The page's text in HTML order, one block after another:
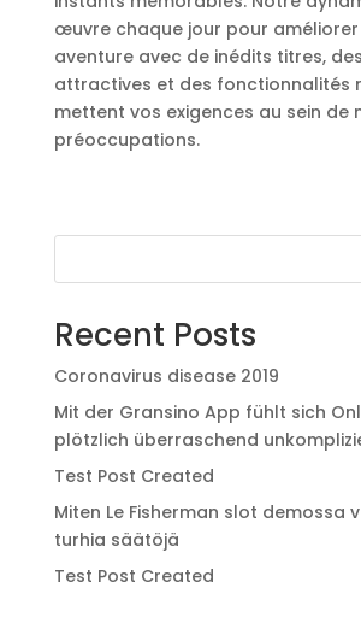
œuvre chaque jour pour
aventure avec de inédits titres,
attractives et des fonctionnalités
mettent vos exigences au sein de
préoccupations.
Recent Posts
Coronavirus disease 2019
Mit der Gransino App fühlt sich
plötzlich überraschend
Test Post Created
Miten Le Fisherman slot demossa
turhia säätöjä
Test Post Created